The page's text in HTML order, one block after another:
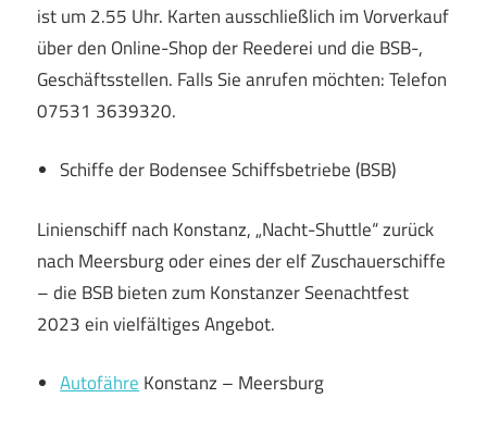
ist um 2.55 Uhr. Karten ausschließlich im Vorverkauf
über den Online-Shop der Reederei und die BSB-,
Geschäftsstellen. Falls Sie anrufen möchten: Telefon
07531 3639320.
Schiffe der Bodensee Schiffsbetriebe (BSB)
Linienschiff nach Konstanz, „Nacht-Shuttle“ zurück
nach Meersburg oder eines der elf Zuschauerschiffe
– die BSB bieten zum Konstanzer Seenachtfest
2023 ein vielfältiges Angebot.
AutofähreKonstanz – Meersburg